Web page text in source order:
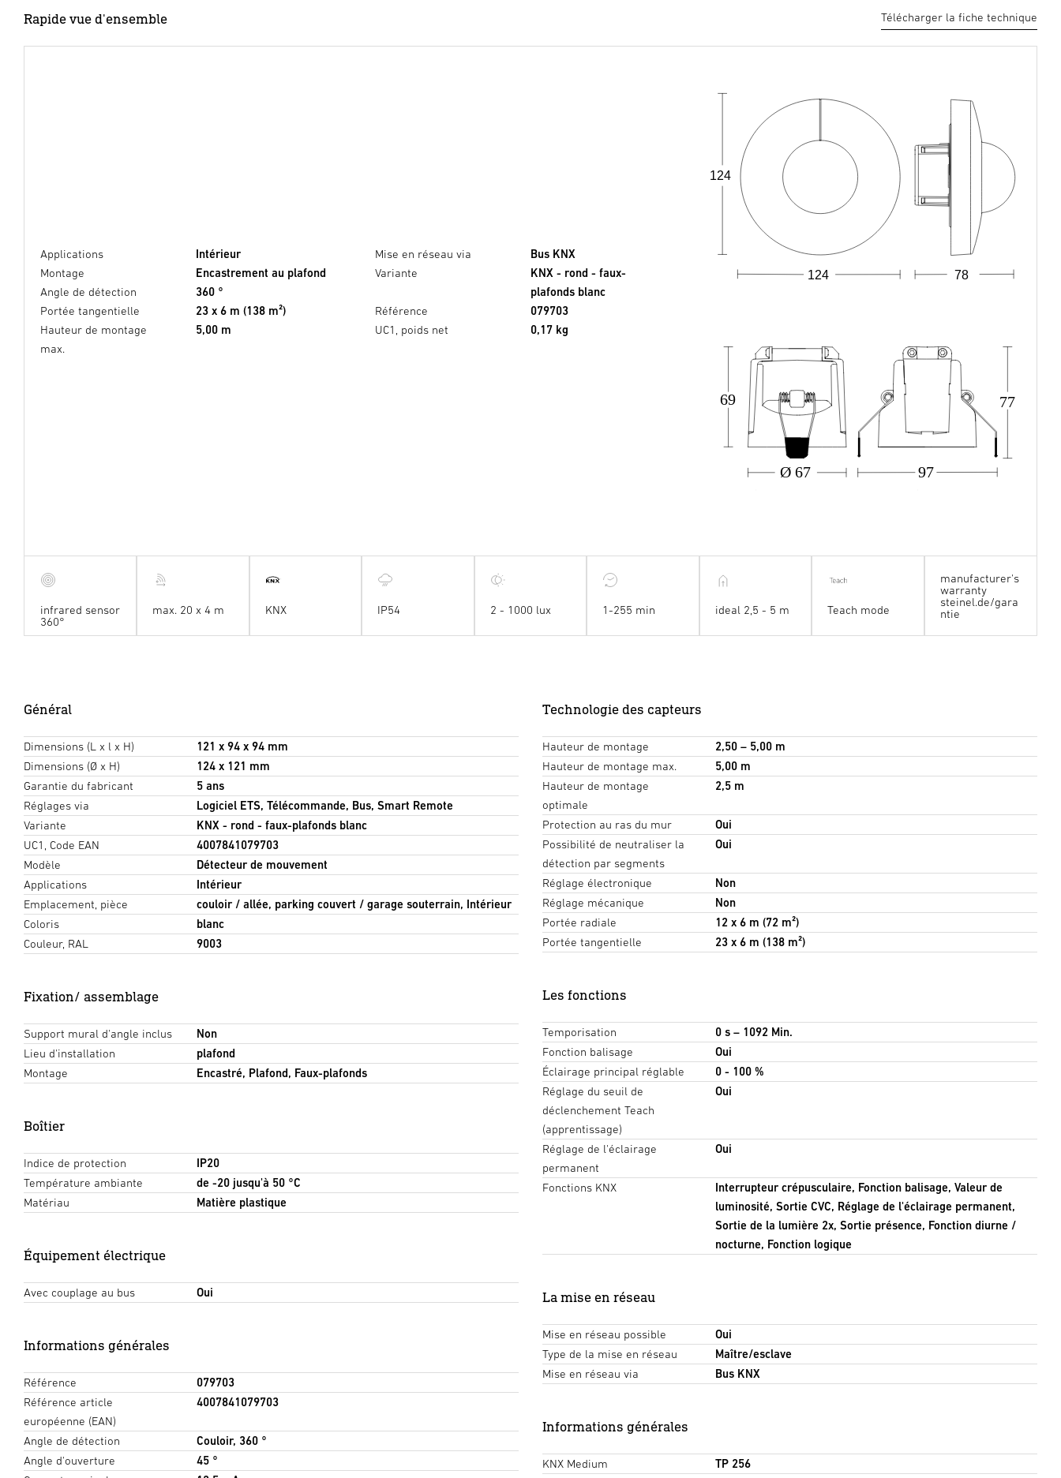
Rapide vue d'ensemble Télécharger la fiche technique
Applications
Intérieur
Montage
Encastrement au plafond
Angle de détection
360 °
Portée tangentielle
23 x 6 m (138 m²)
Hauteur de montage
max.
5,00 m
Mise en réseau via
Bus KNX
Variante
KNX - rond - faux-
plafonds blanc
Référence
079703
UC1, poids net
0,17 kg
78
124
124
Ø 67 97
69 77
infrared sensor
360°
max. 20 x 4 m KNX IP54 2 - 1000 lux 1-255 min ideal 2,5 - 5 m Teach mode
manufacturer's
warranty
steinel.de/gara
ntie
Général
Dimensions (L x l x H)
121 x 94 x 94 mm
Dimensions (Ø x H)
124 x 121 mm
Garantie du fabricant
5 ans
Réglages via
Logiciel ETS, Télécommande, Bus, Smart Remote
Variante
KNX - rond - faux-plafonds blanc
UC1, Code EAN
4007841079703
Modèle
Détecteur de mouvement
Applications
Intérieur
Emplacement, pièce
couloir / allée, parking couvert / garage souterrain, Intérieur
Coloris
blanc
Couleur, RAL
9003
Fixation/ assemblage
Support mural d'angle inclus
Non
Lieu d'installation
plafond
Montage
Encastré, Plafond, Faux-plafonds
Boîtier
Indice de protection
IP20
Température ambiante
de -20 jusqu'à 50 °C
Matériau
Matière plastique
Équipement électrique
Avec couplage au bus Oui
Informations générales
Référence
079703
Référence article
européenne (EAN)
4007841079703
Angle de détection
Couloir, 360 °
Angle d'ouverture
45 °
Technologie des capteurs
Hauteur de montage
2,50 – 5,00 m
Hauteur de montage max.
5,00 m
Hauteur de montage
optimale
2,5 m
Protection au ras du mur
Oui
Possibilité de neutraliser la
détection par segments
Oui
Réglage électronique
Non
Réglage mécanique
Non
Portée radiale
12 x 6 m (72 m²)
Portée tangentielle
23 x 6 m (138 m²)
Les fonctions
Temporisation
0 s – 1092 Min.
Fonction balisage
Oui
Éclairage principal réglable
0 - 100 %
Réglage du seuil de
déclenchement Teach
(apprentissage)
Oui
Réglage de l'éclairage
permanent
Oui
Fonctions KNX
Interrupteur crépusculaire, Fonction balisage, Valeur de
luminosité, Sortie CVC, Réglage de l'éclairage permanent,
Sortie de la lumière 2x, Sortie présence, Fonction diurne /
nocturne, Fonction logique
La mise en réseau
Mise en réseau possible
Oui
Type de la mise en réseau
Maître/esclave
Mise en réseau via
Bus KNX
Informations générales
KNX Medium
TP 256